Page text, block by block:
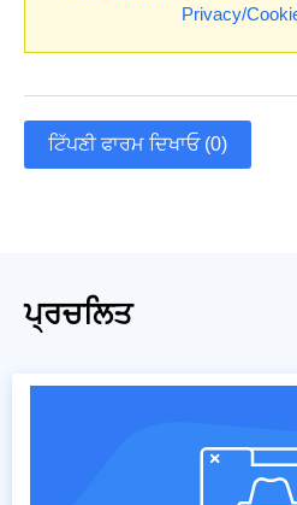
Privacy/
ਟਿੱਪਣੀ ਫਾਰਮ ਦਿਖਾਓ (0)
ਪ੍ਰਚਲਿਤ